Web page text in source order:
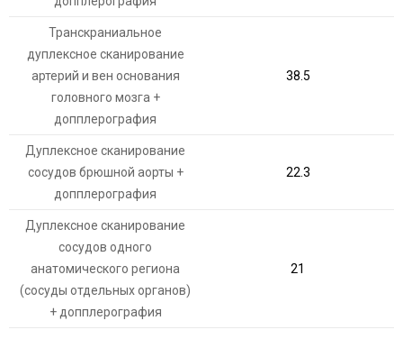
Транскраниальное
дуплексное сканирование
артерий и вен основания
головного мозга +
допплерография
38.5
Дуплексное сканирование
сосудов брюшной аорты +
допплерография
22.3
Дуплексное сканирование
сосудов одного
анатомического региона
(сосуды отдельных органов)
+ допплерография
21